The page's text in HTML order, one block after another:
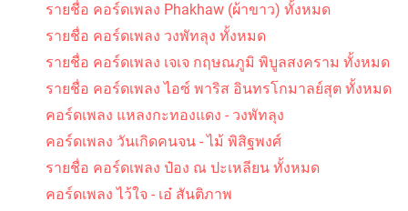
รายชื่อ คอร์ดเพลง Phakhaw (ผ้าขาว) ทั้งหมด
รายชื่อ คอร์ดเพลง วงพัทลุง ทั้งหมด
รายชื่อ คอร์ดเพลง เจเจ กฤษณภูมิ พิบูลสงคราม ทั้งหมด
รายชื่อ คอร์ดเพลง ไอซ์ พาริส อินทรโกมาลย์สุต ทั้งหมด
คอร์ดเพลง แหลงกะทองแดง - วงพัทลุง
คอร์ดเพลง วันเกิดคนจน - ไม้ พิสิฐพงศ์
รายชื่อ คอร์ดเพลง ป๋อง ณ ปะเหลียน ทั้งหมด
คอร์ดเพลง ไว้ใจ - เอ๋ สันติภาพ